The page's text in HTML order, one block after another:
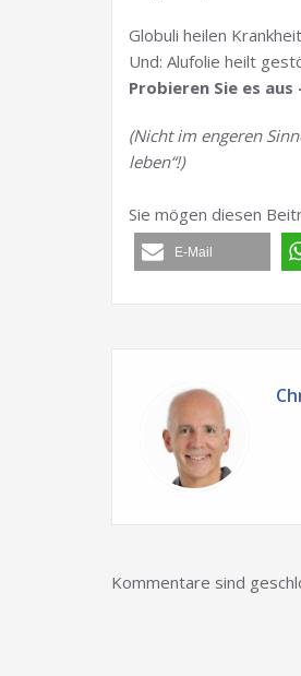
Globuli heilen
Und: Alufolie heilt
Probieren Sie es
(Nicht im engeren
leben“!)
Sie mögen diesen
E-Mail
Kommentare sind